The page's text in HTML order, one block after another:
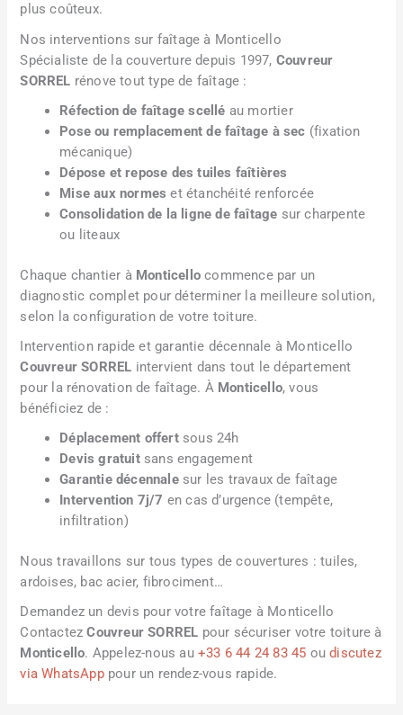
plus coûteux.
Nos interventions sur faîtage à Monticello
Spécialiste de la couverture depuis 1997, Couvreur
SORREL rénove tout type de faîtage :
Réfection de faîtage scellé au mortier
Pose ou remplacement de faîtage à sec (fixation
mécanique)
Dépose et repose des tuiles faîtières
Mise aux normes et étanchéité renforcée
Consolidation de la ligne de faîtage sur charpente
ou liteaux
Chaque chantier à Monticello commence par un
diagnostic complet pour déterminer la meilleure solution,
selon la configuration de votre toiture.
Intervention rapide et garantie décennale à Monticello
Couvreur SORREL intervient dans tout le département
pour la rénovation de faîtage. À Monticello, vous
bénéficiez de :
Déplacement offertsous 24h
Devis gratuitsans engagement
Garantie décennalesur les travaux de faîtage
Intervention 7j/7 en cas d’urgence (tempête,
infiltration)
Nous travaillons sur tous types de couvertures : tuiles,
ardoises, bac acier, fibrociment…
Demandez un devis pour votre faîtage à Monticello
ContactezCouvreur SORREL pour sécuriser votre toiture à
Monticello. Appelez-nous au+33 6 44 24 83 45 oudiscutez
via WhatsApppour un rendez-vous rapide.